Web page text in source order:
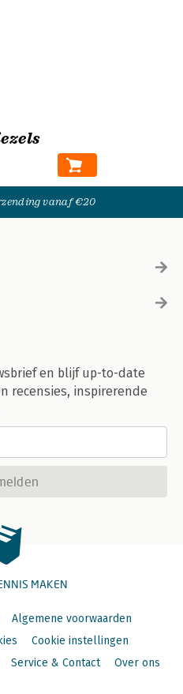
vanaf €20
en blijf up-to-date
recensies, inspirerende
MAKEN
Algemene voorwaarden
Cookie instellingen
Service & Contact Over ons